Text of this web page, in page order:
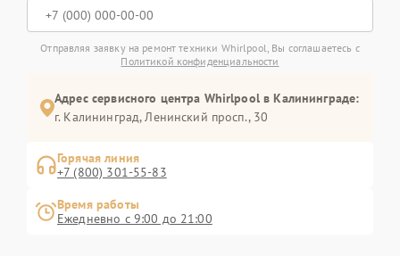
Отправляя заявку на ремонт техники Whirlpool, Вы соглашаетесь с
Политикой конфиденциальности
Адрес сервисного центра Whirlpool в Калининграде:
г. Калининград, Ленинский просп., 30
Горячая линия
+7 (800) 301-55-83
Время работы
Ежедневно с 9:00 до 21:00